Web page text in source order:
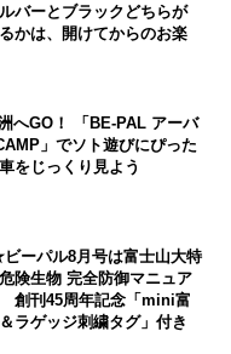
バーとブラックどちらが
かは、開けてからのお楽
へGO！ 「BE-PAL アーバ
」でソト遊びにぴった
をじっくり見よう
ーパル8月号は富士山大特
険生物 完全防御マニュア
創刊45周年記念「mini富
ラゲッジ刺繍タグ」付き